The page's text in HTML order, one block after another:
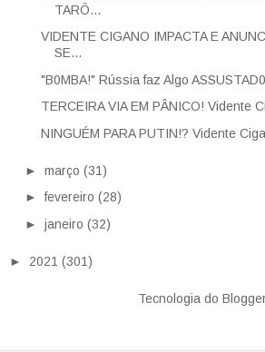
TARÔ...
VIDENTE CIGANO IMPACTA E
SE...
"B0MBA!" Rússia faz Algo
TERCEIRA VIA EM PÂNICO! Vidente
NINGUÉM PARA PUTIN!? Vidente
► março (31)
►fevereiro (28)
► janeiro (32)
► 2021 (301)
Tecnologia do Blogger